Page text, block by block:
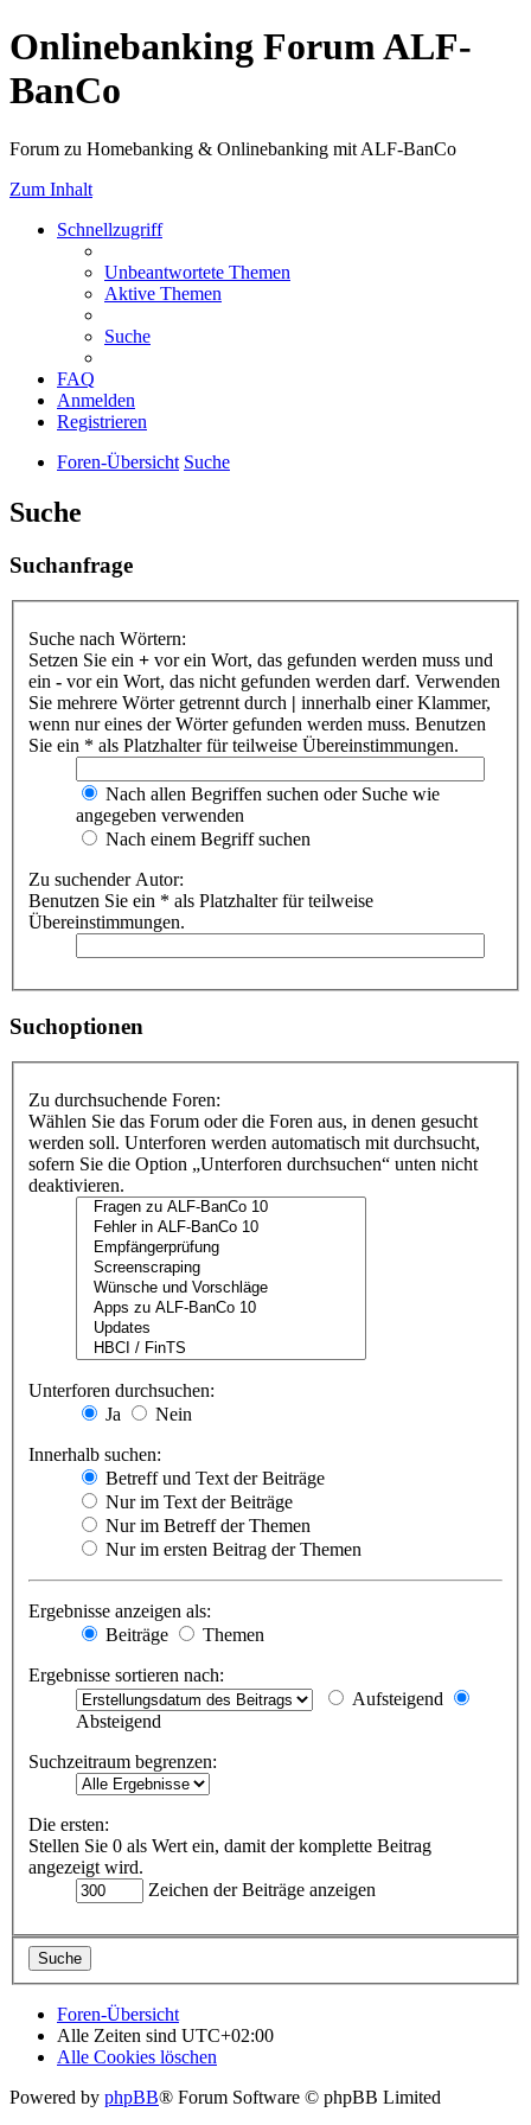
Onlinebanking Forum ALF-
BanCo
Forum zu Homebanking & Onlinebanking mit ALF-BanCo
Zum Inhalt
Schnellzugriff
Unbeantwortete Themen
Aktive Themen
Suche
FAQ
Anmelden
Registrieren
Foren-Übersicht Suche
Suche
Suchanfrage
Suche nach Wörtern:
Setzen Sie ein + vor ein Wort, das gefunden werden muss und
ein - vor ein Wort, das nicht gefunden werden darf. Verwenden
Sie mehrere Wörter getrennt durch | innerhalb einer Klammer,
wenn nur eines der Wörter gefunden werden muss. Benutzen
Sie ein * als Platzhalter für teilweise Übereinstimmungen.
Nach allen Begriffen suchen oder Suche wie
angegeben verwenden
Nach einem Begriff suchen
Zu suchender Autor:
Benutzen Sie ein * als Platzhalter für teilweise
Übereinstimmungen.
Suchoptionen
Zu durchsuchende Foren:
Wählen Sie das Forum oder die Foren aus, in denen gesucht
werden soll. Unterforen werden automatisch mit durchsucht,
sofern Sie die Option „Unterforen durchsuchen“ unten nicht
deaktivieren.
Unterforen durchsuchen:
Ja
Nein
Innerhalb suchen:
Betreff und Text der Beiträge
Nur im Text der Beiträge
Nur im Betreff der Themen
Nur im ersten Beitrag der Themen
Ergebnisse anzeigen als:
Beiträge
Themen
Ergebnisse sortieren nach:
Aufsteigend
Absteigend
Suchzeitraum begrenzen:
Die ersten:
Stellen Sie 0 als Wert ein, damit der komplette Beitrag
angezeigt wird.
Zeichen der Beiträge anzeigen
Foren-Übersicht
Alle Zeiten sind UTC+02:00
Alle Cookies löschen
Powered by phpBB® Forum Software © phpBB Limited